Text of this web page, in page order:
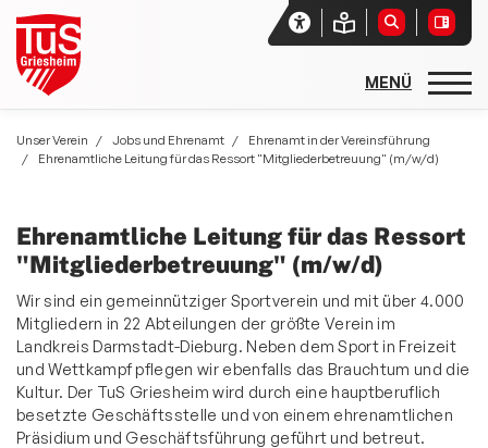
Unser Verein Jobs und Ehrenamt
Ehrenamt in der Vereinsführung
Ehrenamtliche Leitung für das Ressort "Mitgliederbetreuung" (m/w/d)
Ehrenamtliche Leitung für das Ressort
"Mitgliederbetreuung" (m/w/d)
Wir sind ein gemeinnütziger Sportverein und mit über 4.000
Mitgliedern in 22 Abteilungen der größte Verein im
Landkreis Darmstadt-Dieburg. Neben dem Sport in Freizeit
und Wettkampf pflegen wir ebenfalls das Brauchtum und die
Kultur. Der TuS Griesheim wird durch eine hauptberuflich
besetzte Geschäftsstelle und von einem ehrenamtlichen
Präsidium und Geschäftsführung geführt und betreut.
Mitgliedschaft
Jobs und Ehrenamt
Teil- und Vollzeitstellen
Ehrenamt in der Vereinsführung
Honorartätigkeit